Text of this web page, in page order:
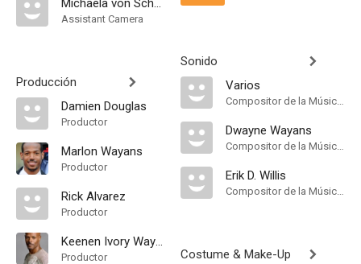
Michaela von Schweinitz
Assistant Camera
Producción
Damien Douglas
Productor
Marlon Wayans
Productor
Rick Alvarez
Productor
Keenen Ivory Wayans
Productor
Sonido
Varios
Compositor de la Música Original
Dwayne Wayans
Compositor de la Música Original
Erik D. Willis
Compositor de la Música Original
Costume & Make-Up